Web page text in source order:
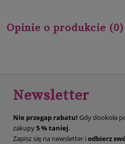
Opinie o produkcie (0)
Newsletter
Nie przegap rabatu! Gdy dookoła
zakupy5 % taniej.
Zapisz się na newsletter i odbierz